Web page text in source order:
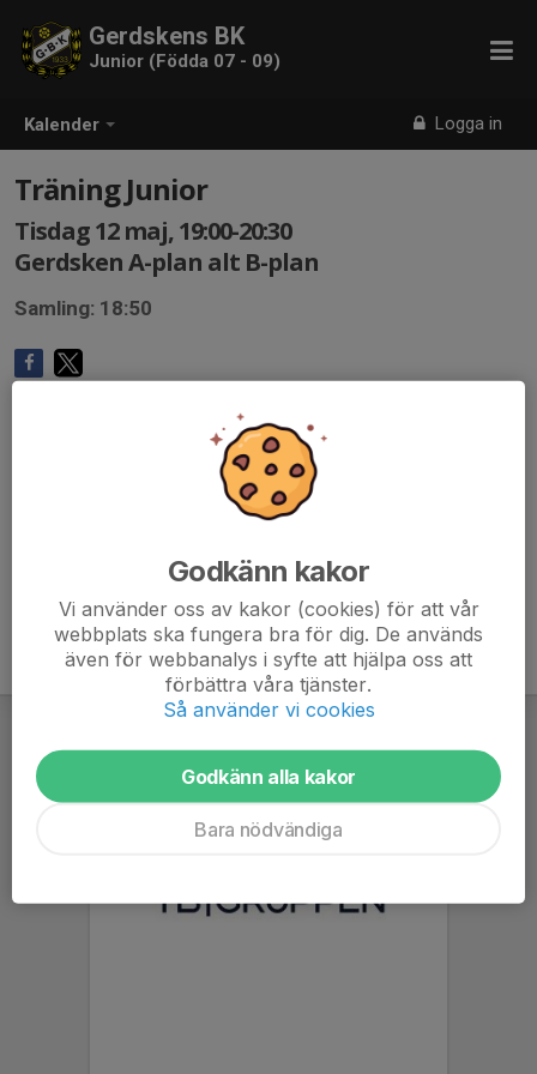
Kalender Logga in
Gerdskens BK
Junior (Födda 07 - 09)
Träning Junior
Tisdag 12 maj, 19:00-20:30
Gerdsken A-plan alt B-plan
Samling: 18:50
Godkänn kakor
Vi använder oss av kakor (cookies) för att vår
webbplats ska fungera bra för dig. De används
även för webbanalys i syfte att hjälpa oss att
förbättra våra tjänster.
Så använder vi cookies
Godkänn alla kakor
Bara nödvändiga